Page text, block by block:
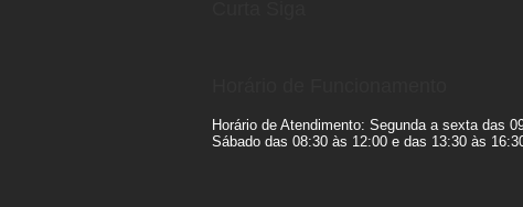
Horário de Atendimento: Segunda a sexta das
Sábado das 08:30 às 12:00 e das 13:30 às